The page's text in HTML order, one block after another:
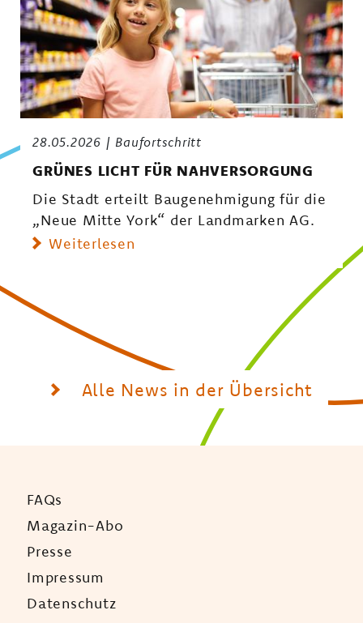
28.05.2026 Baufortschritt
GRÜNES LICHT FÜR NAHVERSORGUNG
Die Stadt erteilt Baugenehmigung für die
„Neue Mitte York“ der Landmarken AG.
Weiterlesen
Alle News in der Übersicht
FAQs
Magazin-Abo
Presse
Impressum
Datenschutz